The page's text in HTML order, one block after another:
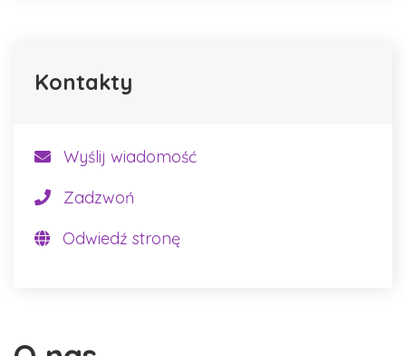
Kontakty
Wyślij wiadomość
Zadzwoń
Odwiedź stronę